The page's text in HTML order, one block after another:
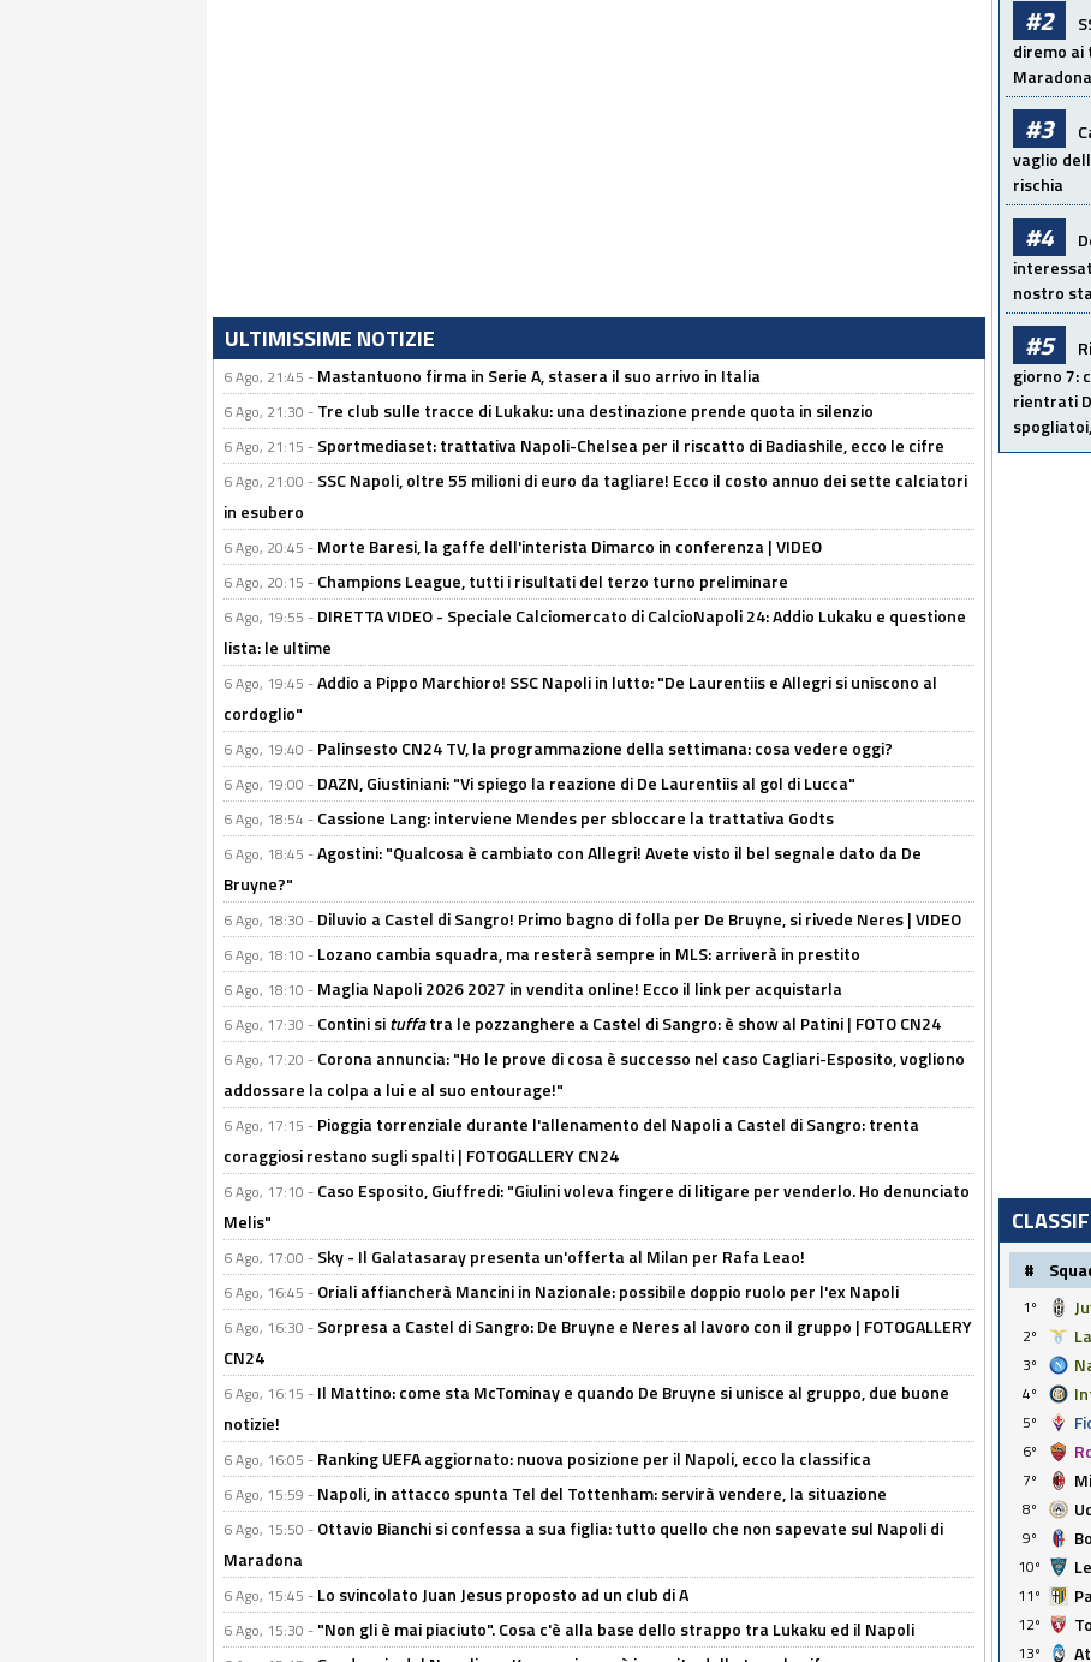
ULTIMISSIME NOTIZIE
6 Ago, 21:45 - Mastantuono firma in Serie A, stasera il suo arrivo in Italia
6 Ago, 21:30 - Tre club sulle tracce di Lukaku: una destinazione prende quota in silenzio
6 Ago, 21:15 - Sportmediaset: trattativa Napoli-Chelsea per il riscatto di Badiashile, ecco le cifre
6 Ago, 21:00 - SSC Napoli, oltre 55 milioni di euro da tagliare! Ecco il costo annuo dei sette calciatori
in esubero
6 Ago, 20:45 - Morte Baresi, la gaffe dell'interista Dimarco in conferenza | VIDEO
6 Ago, 20:15 - Champions League, tutti i risultati del terzo turno preliminare
6 Ago, 19:55 - DIRETTA VIDEO - Speciale Calciomercato di CalcioNapoli 24: Addio Lukaku e questione
lista: le ultime
6 Ago, 19:45 -Addio a Pippo Marchioro! SSC Napoli in lutto: "De Laurentiis e Allegri si uniscono al
cordoglio"
6 Ago, 19:40 - Palinsesto CN24 TV, la programmazione della settimana: cosa vedere oggi?
6 Ago, 19:00 - DAZN, Giustiniani: "Vi spiego la reazione di De Laurentiis al gol di Lucca"
6 Ago, 18:54 - Cassione Lang: interviene Mendes per sbloccare la trattativa Godts
6 Ago, 18:45 -Agostini: "Qualcosa è cambiato con Allegri! Avete visto il bel segnale dato da De
Bruyne?"
6 Ago, 18:30 - Diluvio a Castel di Sangro! Primo bagno di folla per De Bruyne, si rivede Neres | VIDEO
6 Ago, 18:10 - Lozano cambia squadra, ma resterà sempre in MLS: arriverà in prestito
6 Ago, 18:10 - Maglia Napoli 2026 2027 in vendita online! Ecco il link per acquistarla
6 Ago, 17:30 - Contini situffatra le pozzanghere a Castel di Sangro: è show al Patini | FOTO CN24
6 Ago, 17:20 - Corona annuncia: "Ho le prove di cosa è successo nel caso Cagliari-Esposito, vogliono
addossare la colpa a lui e al suo entourage!"
6 Ago, 17:15 - Pioggia torrenziale durante l'allenamento del Napoli a Castel di Sangro: trenta
coraggiosi restano sugli spalti | FOTOGALLERY CN24
6 Ago, 17:10 - Caso Esposito, Giuffredi: "Giulini voleva fingere di litigare per venderlo. Ho denunciato
Melis"
6 Ago, 17:00 - Sky - Il Galatasaray presenta un'offerta al Milan per Rafa Leao!
6 Ago, 16:45 - Oriali affiancherà Mancini in Nazionale: possibile doppio ruolo per l'ex Napoli
6 Ago, 16:30 - Sorpresa a Castel di Sangro: De Bruyne e Neres al lavoro con il gruppo | FOTOGALLERY
CN24
6 Ago, 16:15 - Il Mattino: come sta McTominay e quando De Bruyne si unisce al gruppo, due buone
notizie!
6 Ago, 16:05 - Ranking UEFA aggiornato: nuova posizione per il Napoli, ecco la classifica
6 Ago, 15:59 - Napoli, in attacco spunta Tel del Tottenham: servirà vendere, la situazione
6 Ago, 15:50 - Ottavio Bianchi si confessa a sua figlia: tutto quello che non sapevate sul Napoli di
Maradona
6 Ago, 15:45 - Lo svincolato Juan Jesus proposto ad un club di A
6 Ago, 15:30 - "Non gli è mai piaciuto". Cosa c'è alla base dello strappo tra Lukaku ed il Napoli
#2
diremo ai
#3
vaglio
rischia
#4
nostro
#5
giorno 7:
rientrati
#
1º
2º
3º
4º
5º
6º
7º
8º
9º
10º
11º
12º
13º